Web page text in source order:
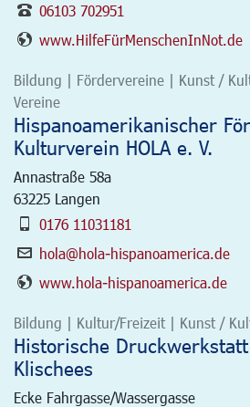
06103 702951
www.HilfeFürMenschenInNot.de
Bildung | Fördervereine | Kunst /
Vereine
Hispanoamerikanischer
Kulturverein HOLA e. V.
Annastraße 58a
63225 Langen
0176 11031181
hola@hola-hispanoamerica.de
www.hola-hispanoamerica.de
Bildung | Kultur/Freizeit | Kunst /
Historische
Klischees
Ecke Fahrgasse/Wassergasse